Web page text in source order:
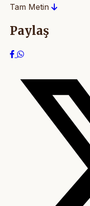
Tam Metin
Paylaş